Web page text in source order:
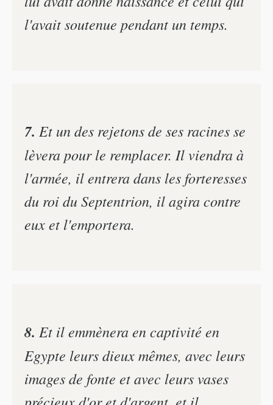
l'avait soutenue pendant un temps.
7. Et un des rejetons de ses racines se
lèvera pour le remplacer. Il viendra à
l'armée, il entrera dans les forteresses
du roi du Septentrion, il agira contre
eux et l'emportera.
8. Et il emmènera en captivité en
Egypte leurs dieux mêmes, avec leurs
images de fonte et avec leurs vases